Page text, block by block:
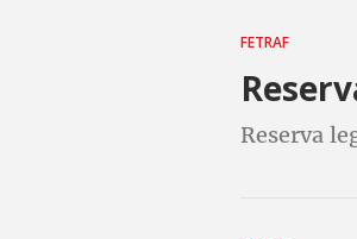
FETRAF
Reserva